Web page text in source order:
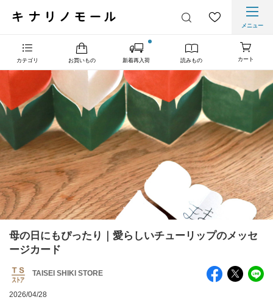
メニュー
カテゴリ お買いもの 新着再入荷 読みもの カート
母の日にもぴったり｜愛らしいチューリップのメッセ
ージカード
TAISEI SHIKI STORE
2026/04/28